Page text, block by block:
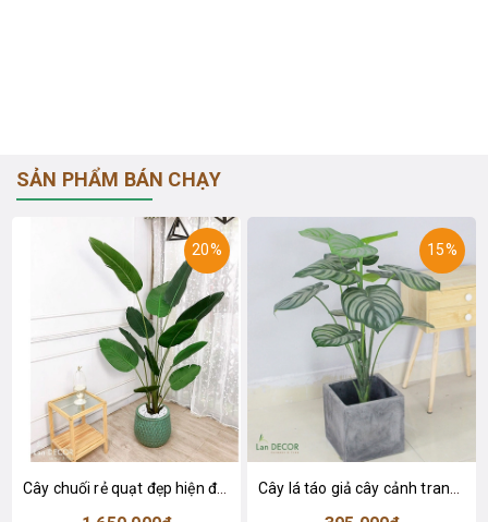
SẢN PHẨM BÁN CHẠY
20%
Cây chuối rẻ quạt đẹp hiện đại trang trí 1m8 - LC3019 (Gồm 12 lá)
15%